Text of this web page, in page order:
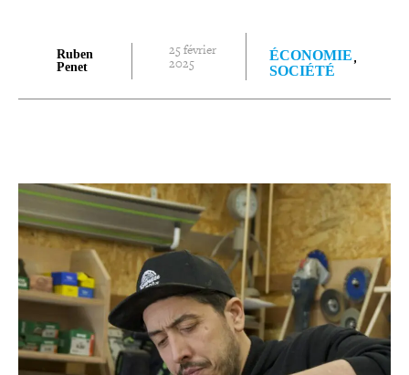
Ruben
Penet
25 février
2025
ÉCONOMIE
SOCIÉTÉ